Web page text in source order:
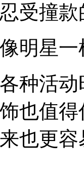
受撞款
明星一
种活
也值
也更